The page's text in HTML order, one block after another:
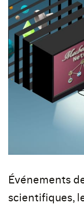
Événements
scientifiques,